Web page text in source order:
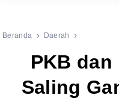
Beranda Daerah
PKB
Saling